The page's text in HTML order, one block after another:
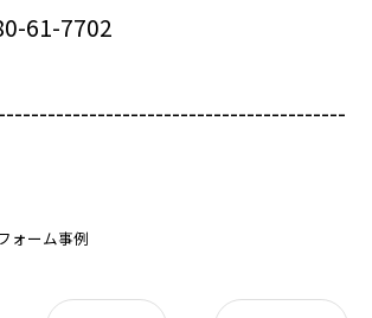
61-7702
ォーム事例